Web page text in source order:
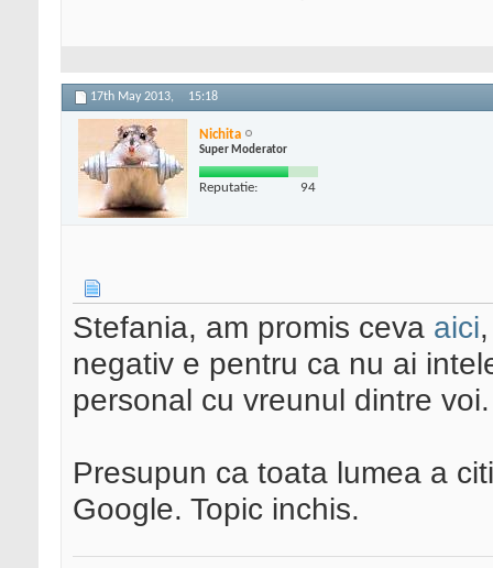
17th May 2013, 15:18
Nichita
Super Moderator
Reputatie: 94
Stefania, am promis ceva aici
negativ e pentru ca nu ai
personal cu vreunul dintre voi.
Presupun ca toata lumea a
Google. Topic inchis.